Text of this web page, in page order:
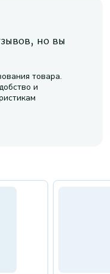
но вы
товара.
и